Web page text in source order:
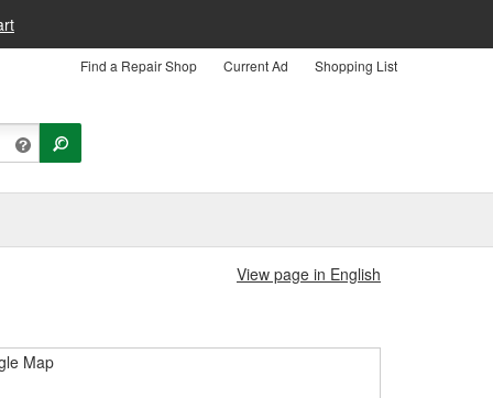
Find a Repair Shop Current Ad Shopping List
View page in English